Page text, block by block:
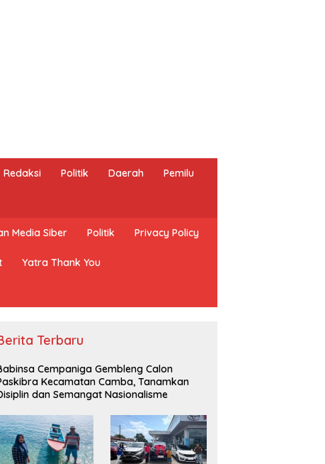
Redaksi Politik Daerah Pemilu
Media Siber Politik Privacy Policy
Yatra Thank You
Terbaru
Cempaniga Gembleng Calon
Kecamatan Camba, Tanamkan
dan Semangat Nasionalisme